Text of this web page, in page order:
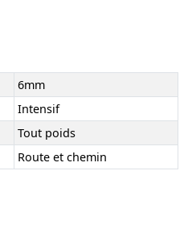
6mm
Intensif
Tout poids
Route et chemin